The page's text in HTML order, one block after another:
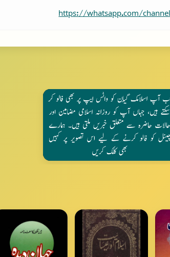
https://whatsapp.com/